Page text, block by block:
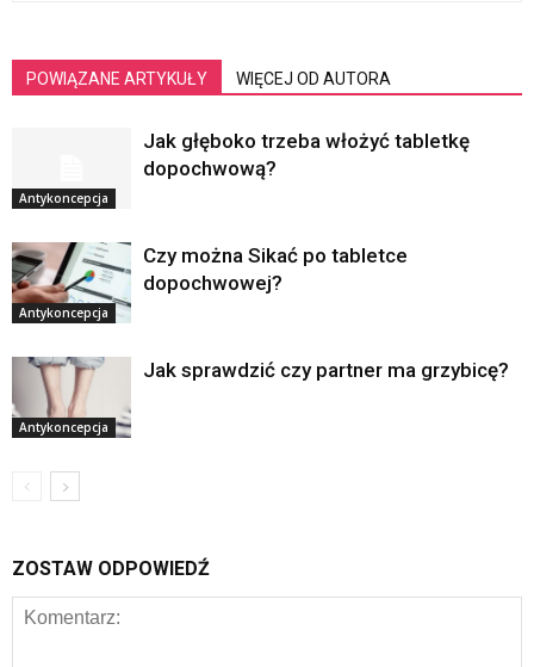
POWIĄZANE ARTYKUŁY WIĘCEJ OD AUTORA
Antykoncepcja
Jak głęboko trzeba włożyć tabletkę
dopochwową?
Antykoncepcja
Czy można Sikać po tabletce
dopochwowej?
Antykoncepcja
Jak sprawdzić czy partner ma grzybicę?
ZOSTAW ODPOWIEDŹ